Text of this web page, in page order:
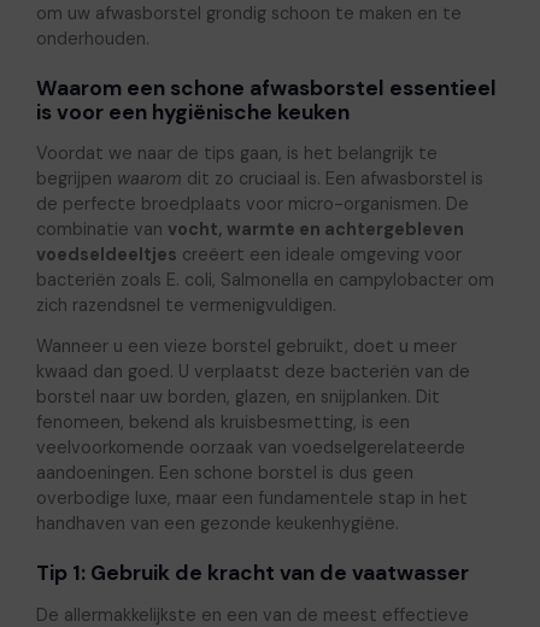
om uw afwasborstel grondig schoon te maken en te
onderhouden.
Waarom een schone afwasborstel essentieel
is voor een hygiënische keuken
Voordat we naar de tips gaan, is het belangrijk te
begrijpen waarom dit zo cruciaal is. Een afwasborstel is
de perfecte broedplaats voor micro-organismen. De
combinatie van vocht, warmte en achtergebleven
voedseldeeltjes creëert een ideale omgeving voor
bacteriën zoals E. coli, Salmonella en campylobacter om
zich razendsnel te vermenigvuldigen.
Wanneer u een vieze borstel gebruikt, doet u meer
kwaad dan goed. U verplaatst deze bacteriën van de
borstel naar uw borden, glazen, en snijplanken. Dit
fenomeen, bekend als kruisbesmetting, is een
veelvoorkomende oorzaak van voedselgerelateerde
aandoeningen. Een schone borstel is dus geen
overbodige luxe, maar een fundamentele stap in het
handhaven van een gezonde keukenhygiëne.
Tip 1: Gebruik de kracht van de vaatwasser
De allermakkelijkste en een van de meest effectieve